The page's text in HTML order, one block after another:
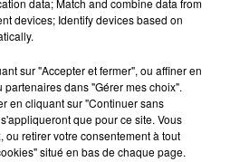
20h38
20h38
devices; Identify devices based on
sur "Accepter et fermer", ou affiner en
dans "Gérer mes choix".
en cliquant sur "Continuer sans
que pour ce site. Vous
ou retirer votre consentement à tout
situé en bas de chaque page.